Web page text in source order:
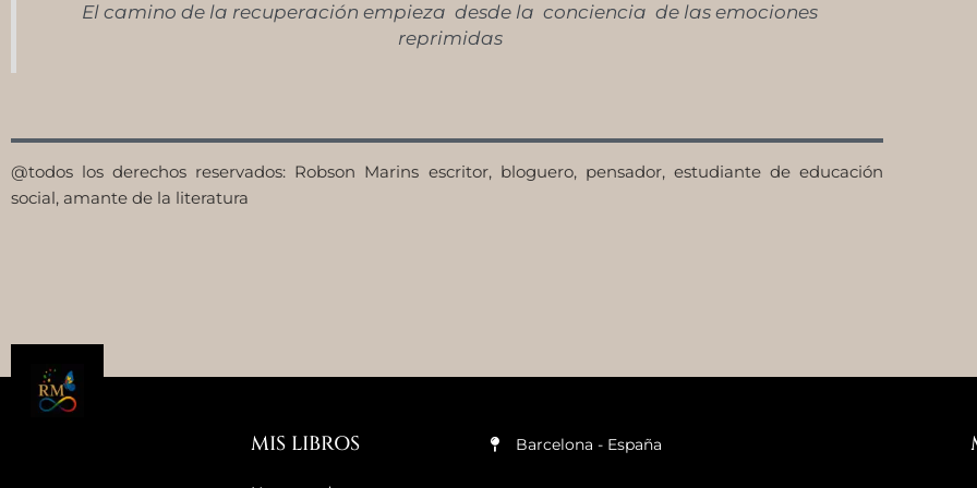
El camino de la recuperación empieza desde la conciencia de las emociones
reprimidas
@todos los derechos reservados: Robson Marins escritor, bloguero, pensador, estudiante de educación
social, amante de la literatura
MIS LIBROS Barcelona - España